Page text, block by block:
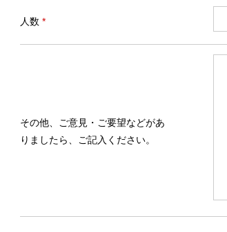
人数 *
その他、ご意見・ご要望などがあ
りましたら、ご記入ください。